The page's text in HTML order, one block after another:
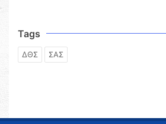
Tags
ΔΘΣ ΣΑΣ